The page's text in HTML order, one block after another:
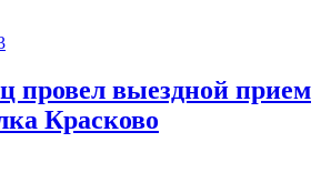
провел выездной прием
Красково